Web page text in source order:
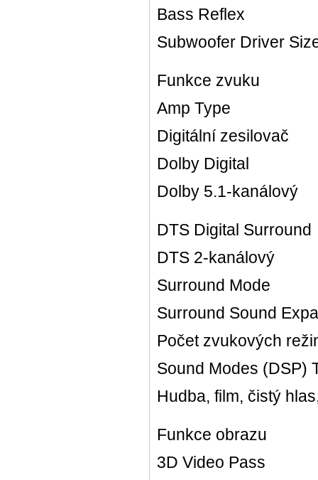
Bass Reflex
Subwoofer Driver
Funkce zvuku
Amp Type
Digitální zesilovač
Dolby Digital
Dolby 5.1-kanálový
DTS Digital Surround
DTS 2-kanálový
Surround Mode
Surround Sound
Počet zvukových
Sound Modes (DSP)
Hudba, film, čistý
Funkce obrazu
3D Video Pass